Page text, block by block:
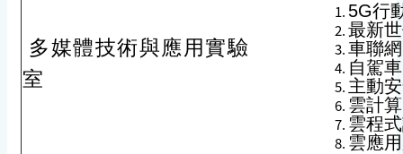
多媒體技術與應用實驗
室
5G行
最新
車聯
自駕
主動
雲計
雲程
雲應